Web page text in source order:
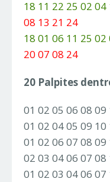
18 11 22 25 02 04
08 13 21 24
18 01 06 11 25 02
20 07 08 24
20 Palpites
01 02 05 06 08 09
01 02 04 05 09 10
01 02 06 07 08 09
02 03 04 06 07 08
01 02 03 04 06 07